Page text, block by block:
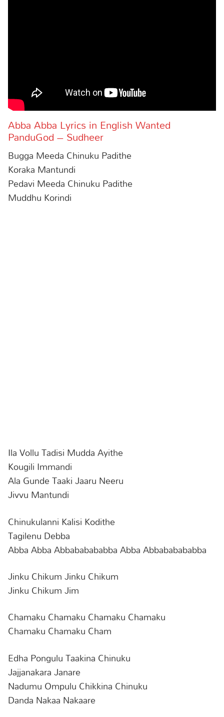
Abba Abba Lyrics in English Wanted
PanduGod – Sudheer
Bugga Meeda Chinuku Padithe
Koraka Mantundi
Pedavi Meeda Chinuku Padithe
Muddhu Korindi
Ila Vollu Tadisi Mudda Ayithe
Kougili Immandi
Ala Gunde Taaki Jaaru Neeru
Jivvu Mantundi
Chinukulanni Kalisi Kodithe
Tagilenu Debba
Abba Abba Abbababababba Abba Abbababababba
Jinku Chikum Jinku Chikum
Jinku Chikum Jim
Chamaku Chamaku Chamaku Chamaku
Chamaku Chamaku Cham
Edha Pongulu Taakina Chinuku
Jajjanakara Janare
Nadumu Ompulu Chikkina Chinuku
Danda Nakaa Nakaare